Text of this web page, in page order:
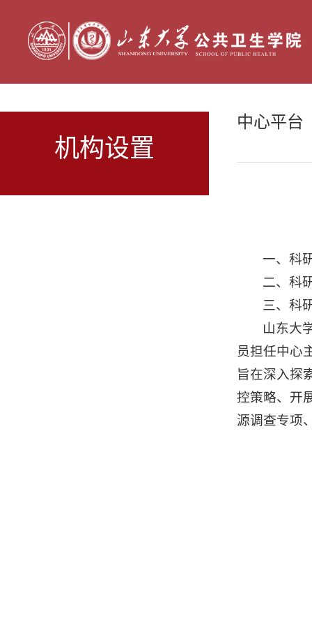
机构设置
中心平台
一、科
二、科
三、科
山东大
员担任中心
旨在深入探
控策略、开
源调查专项